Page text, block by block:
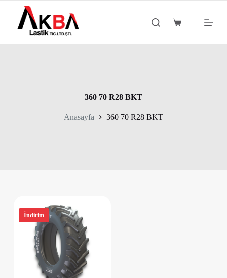
Shopping
360 70 R28 BKT
Anasayfa 360 70 R28 BKT
İndirim